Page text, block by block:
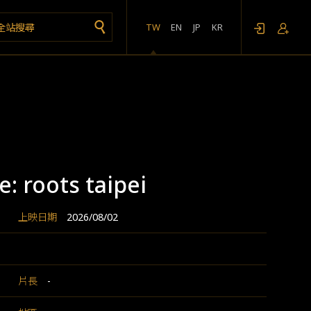
TW EN JP KR
roots taipei
上映日期 2026/08/02
片長 -